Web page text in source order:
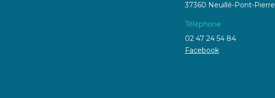
37360 Neuillé-Pont-Pierre
Téléphone
02 47 24 54 84
Facebook